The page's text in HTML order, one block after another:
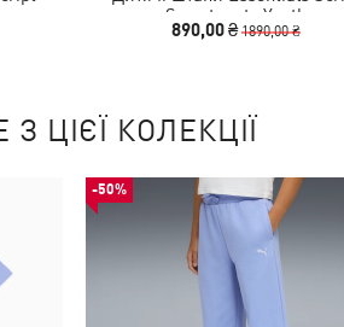
Sweatpants Youth
890,00 ₴1890,00 ₴
ЦІЄЇ КОЛЕКЦІЇ
-50%